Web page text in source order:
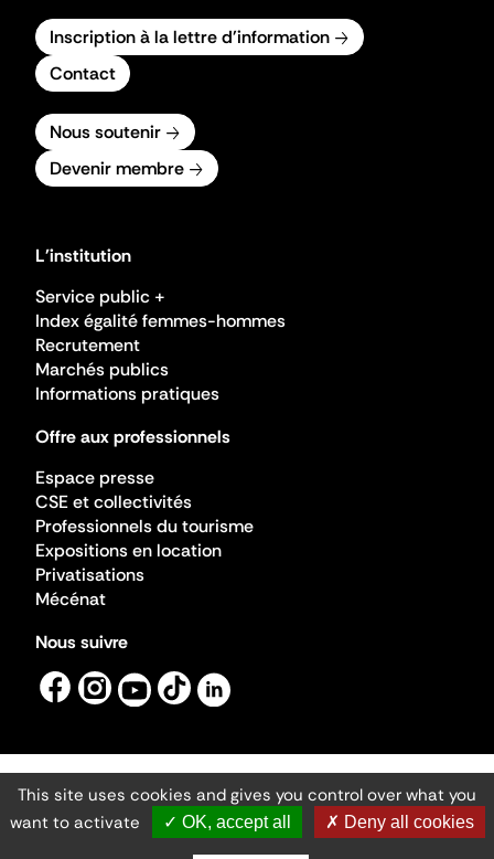
Inscription à la lettre d'information
Contact
Nous soutenir
Devenir membre
L'institution
Service public +
Index égalité femmes-hommes
Recrutement
Marchés publics
Informations pratiques
Offre aux professionnels
Espace presse
CSE et collectivités
Professionnels du tourisme
Expositions en location
Privatisations
Mécénat
Nous suivre
Mentions légales
Gestion des cookies
Accessibilité numérique
Ministère de la Culture ©2026
This site uses cookies and gives you control over what you
want to activate
✓ OK, accept all ✗ Deny all cookies